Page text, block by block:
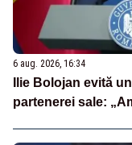
6 aug. 2026, 16:34
Ilie Bolojan evită
partenerei sale: